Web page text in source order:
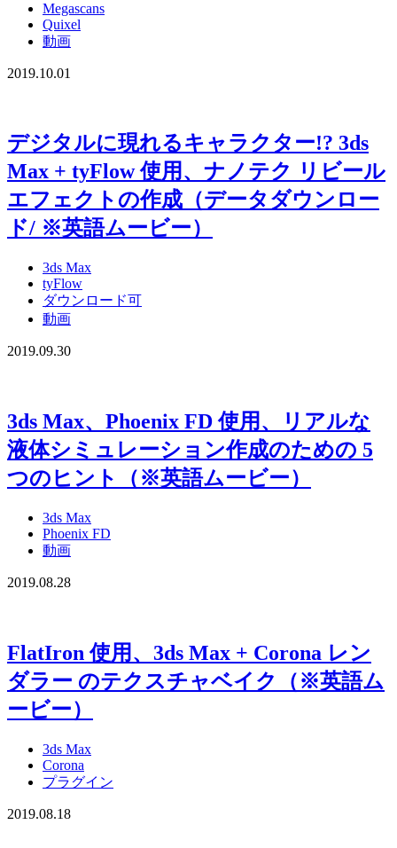
Megascans
Quixel
動画
2019.10.01
デジタルに現れるキャラクター!? 3ds
Max + tyFlow 使用、ナノテク リビール
エフェクトの作成（データダウンロー
ド/ ※英語ムービー）
3ds Max
tyFlow
ダウンロード可
動画
2019.09.30
3ds Max、Phoenix FD 使用、リアルな
液体シミュレーション作成のための 5
つのヒント（※英語ムービー）
3ds Max
Phoenix FD
動画
2019.08.28
FlatIron 使用、3ds Max + Corona レン
ダラー のテクスチャベイク（※英語ム
ービー）
3ds Max
Corona
プラグイン
2019.08.18